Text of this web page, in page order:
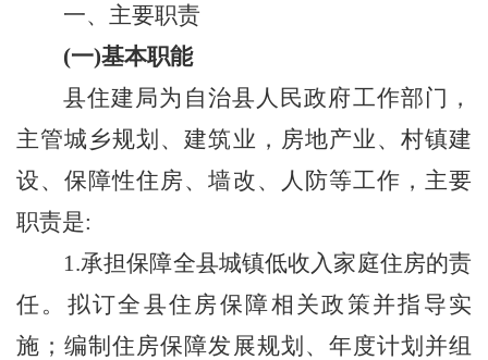
一、主要职责
(一)基本职能
县住建局为自治县人民政府工作部门，
主管城乡规划、建筑业，房地产业、村镇建
设、保障性住房、墙改、人防等工作，主要
职责是:
1.承担保障全县城镇低收入家庭住房的责
任。拟订全县住房保障相关政策并指导实
施；编制住房保障发展规划、年度计划并组